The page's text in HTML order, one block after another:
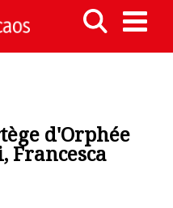
d'Orphée